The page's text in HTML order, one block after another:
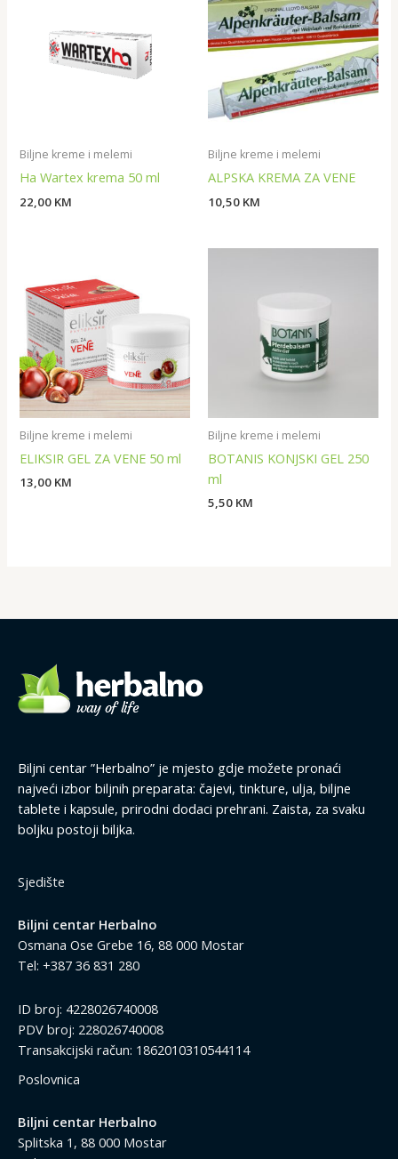
Biljne kreme i melemi
Ha Wartex krema 50 ml
22,00 KM
Biljne kreme i melemi
ALPSKA KREMA ZA VENE
10,50 KM
Biljne kreme i melemi
ELIKSIR GEL ZA VENE 50 ml
13,00 KM
Biljne kreme i melemi
BOTANIS KONJSKI GEL 250
ml
5,50 KM
Biljni centar ”Herbalno” je mjesto gdje možete pronaći
najveći izbor biljnih preparata: čajevi, tinkture, ulja, biljne
tablete i kapsule, prirodni dodaci prehrani. Zaista, za svaku
boljku postoji biljka.
Sjedište
Biljni centar Herbalno
Osmana Ose Grebe 16, 88 000 Mostar
Tel: +387 36 831 280
ID broj: 4228026740008
PDV broj: 228026740008
Transakcijski račun: 1862010310544114
Poslovnica
Biljni centar Herbalno
Splitska 1, 88 000 Mostar